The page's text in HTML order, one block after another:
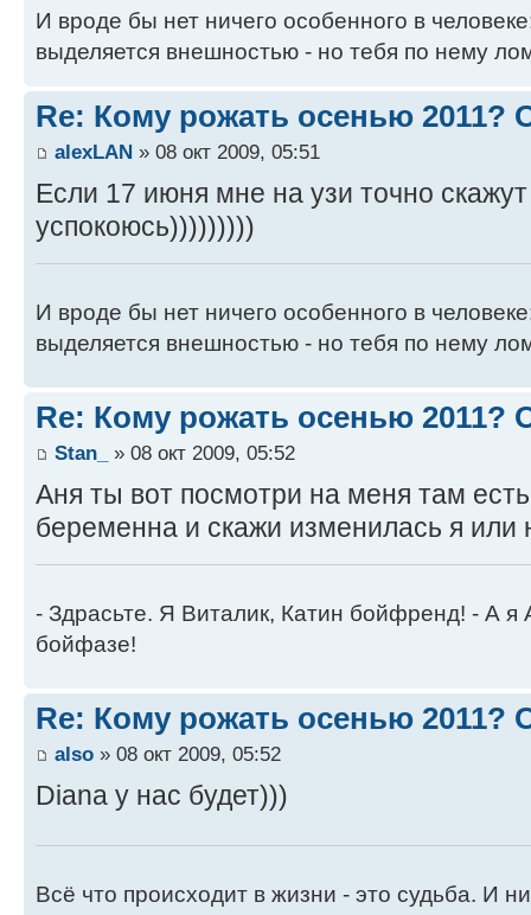
И вроде бы нет ничего особенного в
выделяется внешностью - но тебя по нему
Re: Кому рожать осенью 2011?
alexLAN » 08 окт 2009, 05:51
Если 17 июня мне на узи точно
успокоюсь)))))))))
И вроде бы нет ничего особенного в
выделяется внешностью - но тебя по нему
Re: Кому рожать осенью 2011?
Stan_ » 08 окт 2009, 05:52
Аня ты вот посмотри на меня там
беременна и скажи изменилась я или
- Здрасьте. Я Виталик, Катин бойфренд! - А я
бойфазе!
Re: Кому рожать осенью 2011?
also » 08 окт 2009, 05:52
Diana у нас будет)))
Всё что происходит в жизни - это судьба. И